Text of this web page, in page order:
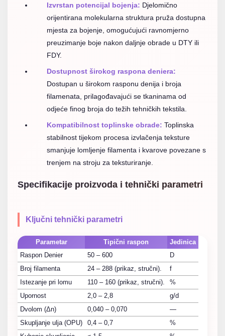
Izvrstan potencijal bojenja: Djelomično
orijentirana molekularna struktura pruža dostupna
mjesta za bojenje, omogućujući ravnomjerno
preuzimanje boje nakon daljnje obrade u DTY ili
FDY.
Dostupnost širokog raspona deniera:
Dostupan u širokom rasponu denija i broja
filamenata, prilagođavajući se tkaninama od
odjeće finog broja do težih tehničkih tekstila.
Kompatibilnost toplinske obrade: Toplinska
stabilnost tijekom procesa izvlačenja teksture
smanjuje lomljenje filamenta i kvarove povezane s
trenjem na stroju za teksturiranje.
Specifikacije proizvoda i tehnički parametri
Ključni tehnički parametri
Parametar Tipični raspon
Jedinica
Raspon Denier
50 – 600
D
Broj filamenta
24 – 288 (prikaz, stručni).
f
Istezanje pri lomu
110 – 160 (prikaz, stručni).
%
Upornost
2,0 – 2,8
g/d
Dvolom (Δn)
0,040 – 0,070
—
Skupljanje ulja (OPU)
0,4 – 0,7
%